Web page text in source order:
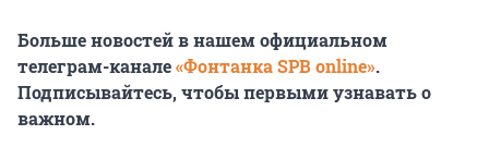
Больше новостей в нашем официальном
телеграм-канале«Фонтанка SPB online».
Подписывайтесь, чтобы первыми узнавать о
важном.